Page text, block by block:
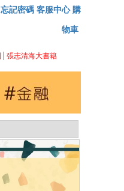
忘記密碼 客服中心 購
物車
張志清海大書籍